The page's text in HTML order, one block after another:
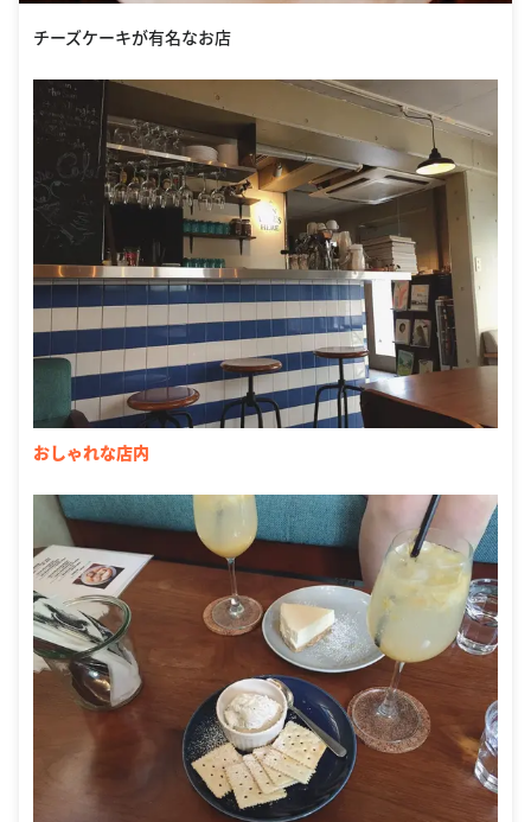
チーズケーキが有名なお店
おしゃれな店内